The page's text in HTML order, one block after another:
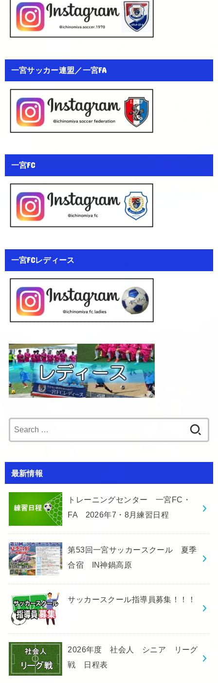
一宮サッカー連盟／一宮FA
一宮FC
一宮FCレディース
for:
最新情報
トレーニングセンター 一宮FC・
FA 2026年7・8月練習日程
第53回一宮サッカースクール 夏季
合宿 IN神鍋高原
サッカースクール指導員募集！！！
2026年度 社会人 シニア リーグ
戦 日程表